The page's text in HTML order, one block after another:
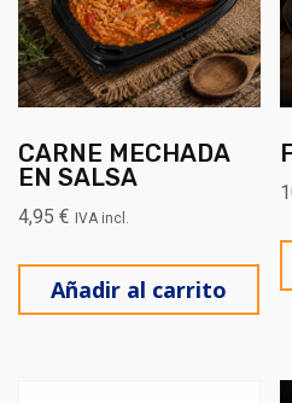
CARNE MECHADA
EN SALSA
4,95 € IVA incl.
Añadir al carrito